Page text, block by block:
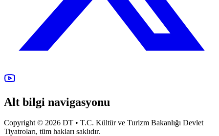
Alt bilgi navigasyonu
Copyright © 2026 DT • T.C. Kültür ve Turizm Bakanlığı Devlet
Tiyatroları, tüm hakları saklıdır.